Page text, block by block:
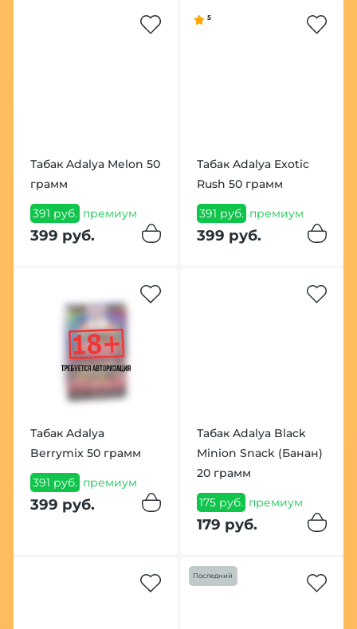
Табак Adalya Melon 50
грамм
391 руб. премиум
399 руб.
5
Табак Adalya Exotic
Rush 50 грамм
391 руб. премиум
399 руб.
Табак Adalya
Berrymix 50 грамм
391 руб. премиум
399 руб.
Табак Adalya Black
Minion Snack (Банан)
20 грамм
175 руб. премиум
179 руб.
Последний